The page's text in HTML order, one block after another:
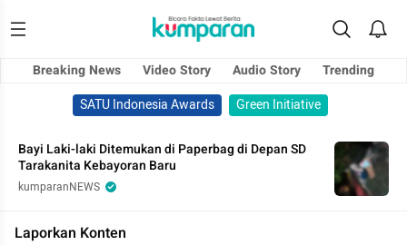
Breaking News Video Story Audio Story
Trending
SATU Indonesia Awards
Green Initiative
Bayi Laki-laki Ditemukan di Paperbag di Depan SD
Tarakanita Kebayoran Baru
kumparanNEWS
Laporkan Konten